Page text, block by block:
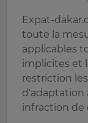
Expat-
toute la
applicables
implicites et
restriction
infraction de